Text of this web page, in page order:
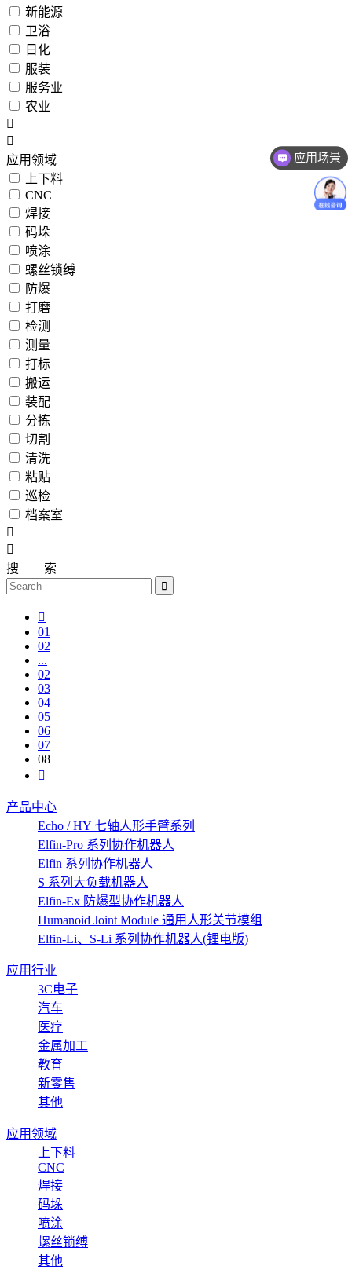
新能源
卫浴
日化
服装
服务业
农业
应用领域
上下料
CNC
焊接
码垛
喷涂
螺丝锁缚
防爆
打磨
检测
测量
打标
搬运
装配
分拣
切割
清洗
粘贴
巡检
档案室
搜 索
01
02
...
02
03
04
05
06
07
08
产品中心
Echo / HY 七轴人形手臂系列
Elfin-Pro 系列协作机器人
Elfin 系列协作机器人
S 系列大负载机器人
Elfin-Ex 防爆型协作机器人
Humanoid Joint Module 通用人形关节模组
Elfin-Li、S-Li 系列协作机器人(锂电版)
应用行业
3C电子
汽车
医疗
金属加工
教育
新零售
其他
应用领域
上下料
CNC
焊接
码垛
喷涂
螺丝锁缚
其他
应用场景